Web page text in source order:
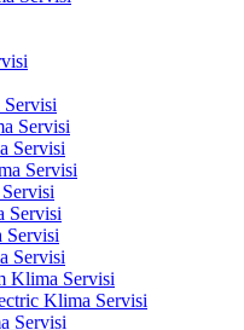
Servisi
Servisi
Servisi
Servisi
Servisi
Servisi
Klima Servisi
Klima Servisi
Servisi